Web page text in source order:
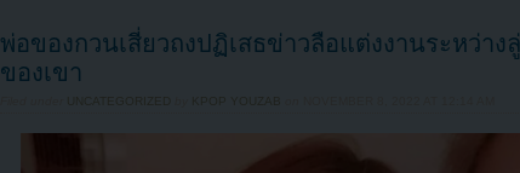
พ่อของกวนเสี่ยวถงปฏิเสธข่าวลือแต่งงานระหว่าง
ของเขา
UNCATEGORIZED KPOP YOUZAB